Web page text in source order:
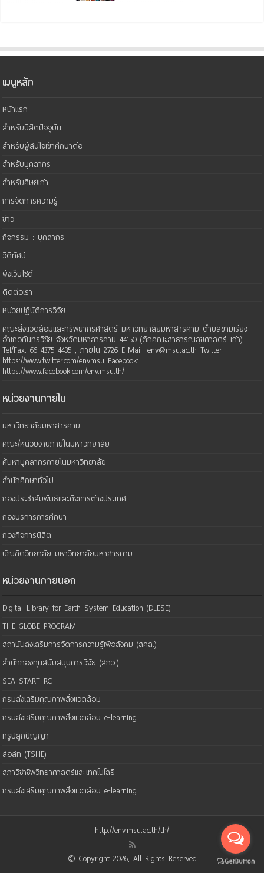
เมนูหลัก
หน้าแรก
สำหรับนิสิตปัจจุบัน
สำหรับผู้สนใจเข้าศึกษาต่อ
สำหรับบุคลากร
สำหรับศิษย์เก่า
การจัดการความรู้
ข่าว
กิจกรรม : บุคลากร
วิดีทัศน์
ผังเว็บไซต์
ติดต่อเรา
หน่วยปฏิบัติการวิจัย
คณะสิ่งแวดล้อมและทรัพยากรศาสตร์ มหาวิทยาลัยมหาสารคาม ตำบลขามเรียง
อำเภอกันทรวิชัย จังหวัดมหาสารคาม 44150 (ตึกคณะสาธารณสุขศาสตร์ เก่า)
Tel/Fax: 66 4375 4435 , ภายใน 2726 E-Mail: env@msu.ac.th Twitter :
https://www.twitter.com/envmsu Facebook:
https://www.facebook.com/env.msu.th/
หน่วยงานภายใน
มหาวิทยาลัยมหาสารคาม
คณะ/หน่วยงานภายในมหาวิทยาลัย
ค้นหาบุคลากรภายในมหาวิทยาลัย
สำนักศึกษาทั่วไป
กองประชาสัมพันธ์และกิจการต่างประเทศ
กองบริการการศึกษา
กองกิจการนิสิต
บัณฑิตวิทยาลัย มหาวิทยาลัยมหาสารคาม
หน่วยงานภายนอก
Digital Library for Earth System Education (DLESE)
THE GLOBE PROGRAM
สถาบันส่งเสริมการจัดการความรู้เพือสังคม (สคส.)
สำนักกองทุนสนับสนุนการวิจัย (สกว.)
SEA START RC
กรมส่งเสริมคุณภาพสิ่งแวดล้อม
กรมส่งเสริมคุณภาพสิ่งแวดล้อม e-learning
ทรูปลูกปัญญา
สอสท (TSHE)
สภาวิชาชีพวิทยาศาสตร์และเทคโนโลยี
กรมส่งเสริมคุณภาพสิ่งแวดล้อม e-learning
http://env.msu.ac.th/th/
© Copyright 2026, All Rights Reserved